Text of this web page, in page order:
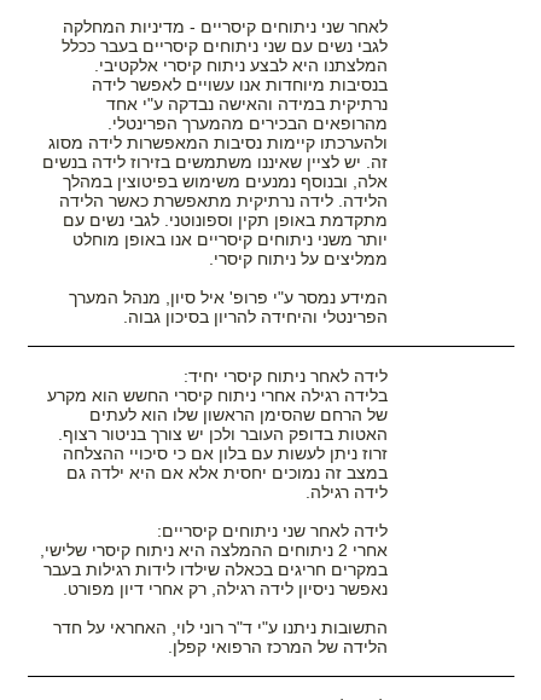
לאחר שני ניתוחים קיסריים - מדיניות המחלקה
לגבי נשים עם שני ניתוחים קיסריים בעבר ככלל
המלצתנו היא לבצע ניתוח קיסרי אלקטיבי.
בנסיבות מיוחדות אנו עשויים לאפשר לידה
נרתיקית במידה והאישה נבדקה ע"י אחד
מהרופאים הבכירים מהמערך הפרינטלי.
ולהערכתו קיימות נסיבות המאפשרות לידה מסוג
זה. יש לציין שאיננו משתמשים בזירוז לידה בנשים
אלה, ובנוסף נמנעים משימוש בפיטוצין במהלך
הלידה. לידה נרתיקית מתאפשרת כאשר הלידה
מתקדמת באופן תקין וספונוטני. לגבי נשים עם
יותר משני ניתוחים קיסריים אנו באופן מוחלט
ממליצים על ניתוח קיסרי.
המידע נמסר ע"י פרופ' איל סיון, מנהל המערך
הפרינטלי והיחידה להריון בסיכון גבוה.
לידה לאחר ניתוח קיסרי יחיד:
בלידה רגילה אחרי ניתוח קיסרי החשש הוא מקרע
של הרחם שהסימן הראשון שלו הוא לעתים
האטות בדופק העובר ולכן יש צורך בניטור רצוף.
זרוז ניתן לעשות עם בלון אם כי סיכויי ההצלחה
במצב זה נמוכים יחסית אלא אם היא ילדה גם
לידה רגילה.
לידה לאחר שני ניתוחים קיסריים:
אחרי 2 ניתוחים ההמלצה היא ניתוח קיסרי שלישי,
במקרים חריגים בכאלה שילדו לידות רגילות בעבר
נאפשר ניסיון לידה רגילה, רק אחרי דיון מפורט.
התשובות ניתנו ע"י ד"ר רוני לוי, האחראי על חדר
הלידה של המרכז הרפואי קפלן.